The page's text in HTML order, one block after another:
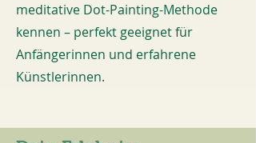
meditative Dot-Painting-Methode
kennen – perfekt geeignet für
Anfängerinnen und erfahrene
Künstlerinnen.